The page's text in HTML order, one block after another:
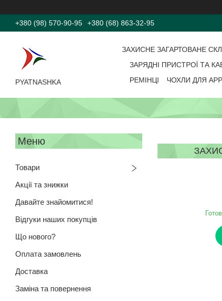
+380 (98) 570-90-95 +380 (68) 863-32-95
PYATNASHKA
ЗАХИСНЕ ЗАГАРТОВАНЕ
ЗАРЯДНІ ПРИСТРОЇ ТА
РЕМІНЦІ
ЧОХЛИ ДЛЯ
Товари
Акції та знижки
Давайте знайомитися!
Відгуки наших покупців
Що нового?
Оплата замовлень
Доставка
Заміна та повернення